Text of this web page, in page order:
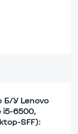
Б/У Lenovo
i5-6500,
SFF):